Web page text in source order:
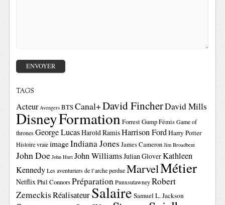
TAGS
Acteur Avengers BTSCanal+David FincherDavid Mills
DisneyFormationForrest GumpFémis Game of
thrones George LucasHarold RamisHarrison FordHarry Potter
Histoire vraie imageIndiana Jones James Cameron Jim Broadbent
John Doe John Hurt John WilliamsJulian GloverKathleen
Kennedy Les aventuriers de l’arche perdue MarvelMétier
NetflixPhil ConnorsPréparation Punxsutawney Robert
ZemeckisRéalisateurSalaire Samuel L. Jackson